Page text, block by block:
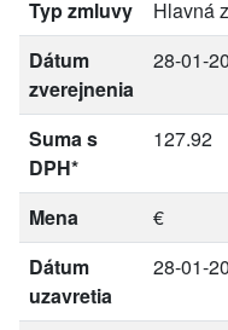
Typ zmluvy
Hlavná
Dátum
zverejnenia
28-01-
Suma s
DPH*
127.92
Mena
€
Dátum
uzavretia
28-01-